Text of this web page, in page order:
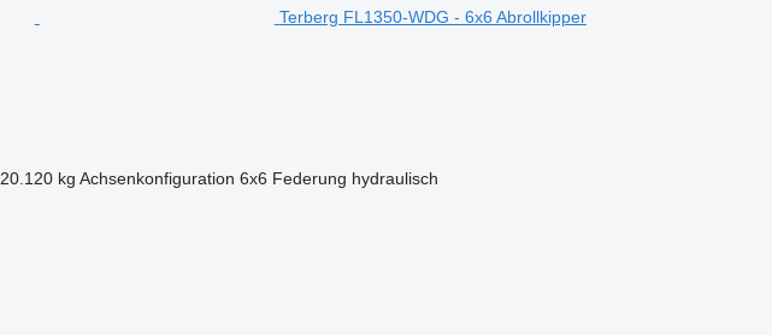
Terberg FL1350-WDG - 6x6 Abrollkipper
20.120 kg Achsenkonfiguration 6x6 Federung hydraulisch